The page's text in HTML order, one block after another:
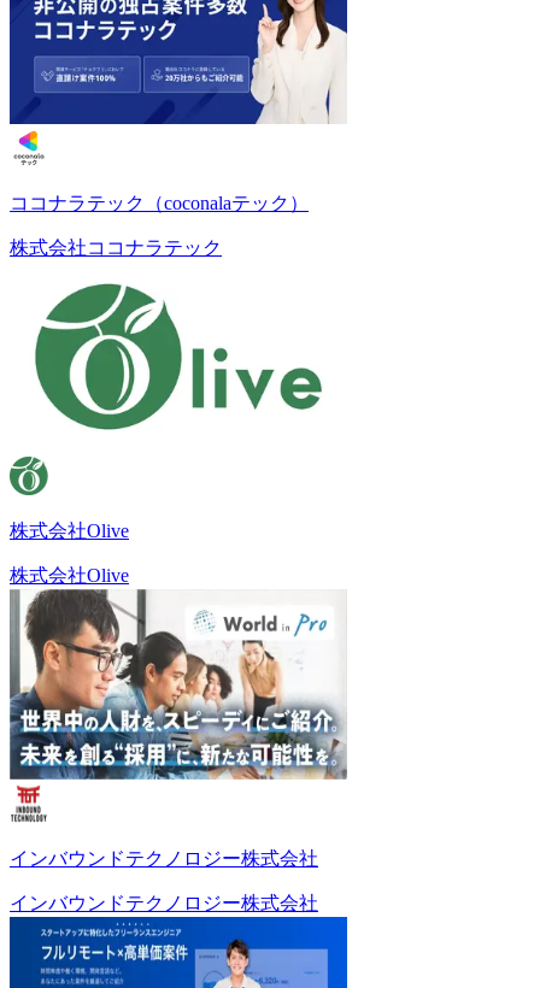
ココナラテック（coconalaテック）
株式会社ココナラテック
株式会社Olive
株式会社Olive
インバウンドテクノロジー株式会社
インバウンドテクノロジー株式会社